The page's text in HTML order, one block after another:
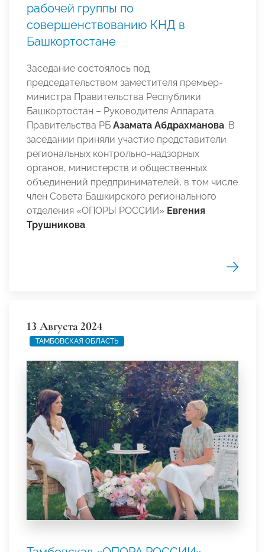
рабочей группы по
совершенствованию КНД в
Башкортостане
Заседание состоялось под
председательством заместителя премьер-
министра Правительства Республики
Башкортостан – Руководителя Аппарата
Правительства РБ Азамата Абдрахманова. В
заседании приняли участие представители
региональных контрольно-надзорных
органов, министерств и общественных
объединений предпринимателей, в том числе
член Совета Башкирского регионального
отделения «ОПОРЫ РОССИИ» Евгения
Трушникова.
13 Августа 2024
ТАМБОВСКАЯ ОБЛАСТЬ